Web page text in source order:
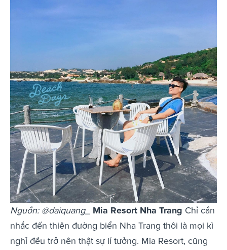
Nguồn: @daiquang_ Mia Resort Nha Trang Chỉ cần
nhắc đến thiên đường biển Nha Trang thôi là mọi kì
nghỉ đều trở nên thật sự lí tưởng. Mia Resort, cũng